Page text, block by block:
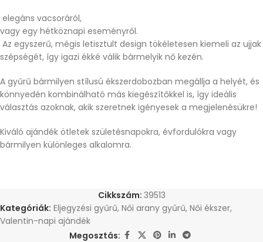
elegáns vacsoráról,
vagy egy hétköznapi eseményről.
Az egyszerű, mégis letisztult design tökéletesen kiemeli az ujjak
szépségét, így igazi ékké válik bármelyik nő kezén.
A gyűrű bármilyen stílusú ékszerdobozban megállja a helyét, és
könnyedén kombinálható más kiegészítőkkel is, így ideális
választás azoknak, akik szeretnek igényesek a megjelenésükre!
Kiváló ajándék ötletek születésnapokra, évfordulókra vagy
bármilyen különleges alkalomra.
Cikkszám: 39513
Kategóriák: Eljegyzési gyűrű, Női arany gyűrű, Női ékszer,
Valentin-napi ajándék
Megosztás: